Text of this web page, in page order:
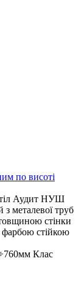
по висоті
Аудит НУШ
з металевої труб
стінки
стійкою
Клас